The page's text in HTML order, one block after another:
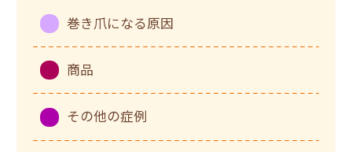
巻き爪になる原因
商品
その他の症例